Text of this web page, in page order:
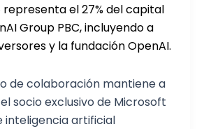
representa el 27% del capital
Group PBC, incluyendo a
y la fundación OpenAI.
de colaboración mantiene a
socio exclusivo de Microsoft
inteligencia artificial